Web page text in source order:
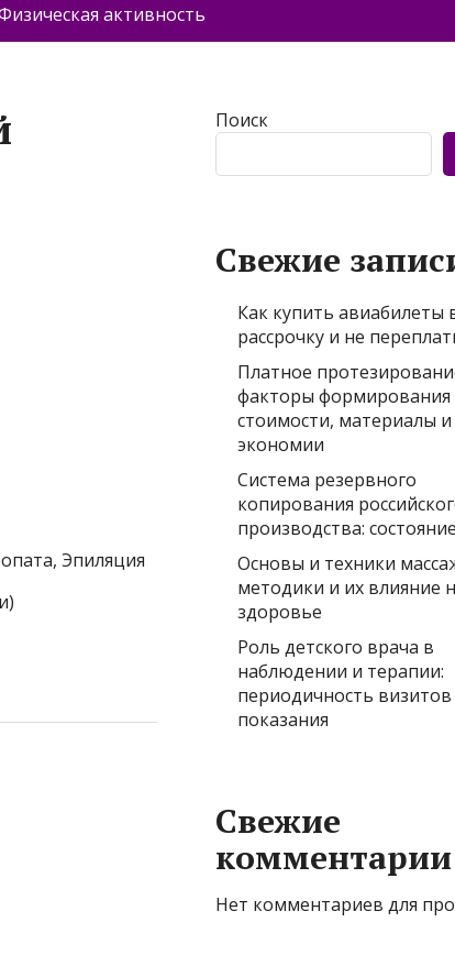
активность
Эпиляция
Поиск
Свежие
Как купить авиабилеты
рассрочку и не
Платное
факторы формирования
стоимости, материалы и
экономии
Система резервного
копирования
производства:
Основы и техники
методики и их влияние
здоровье
Роль детского врача в
наблюдении и терапии:
периодичность визитов
показания
Свежие
комментарии
Нет комментариев для